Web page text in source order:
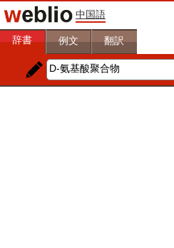
中国語
辞書 例文 翻訳